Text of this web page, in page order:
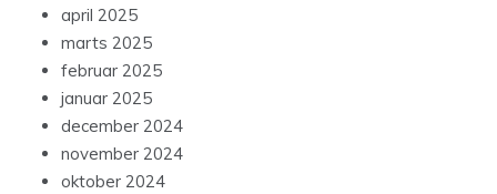
april 2025
marts 2025
februar 2025
januar 2025
december 2024
november 2024
oktober 2024